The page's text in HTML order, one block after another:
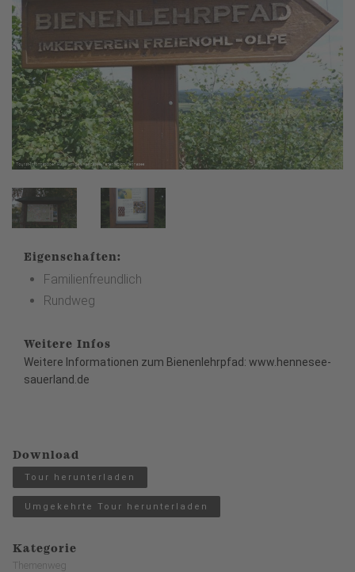
Eigenschaften:
Familienfreundlich
Rundweg
Weitere Infos
Weitere Informationen zum Bienenlehrpfad: www.hennesee-
sauerland.de
Download
Tour herunterladen
Umgekehrte Tour herunterladen
Kategorie
Themenweg